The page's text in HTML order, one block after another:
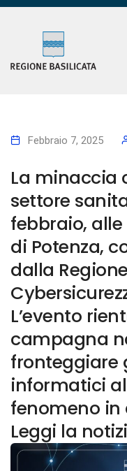
Febbraio 7, 2025
La minaccia
settore
febbraio, alle
di Potenza,
dalla
L’evento
campagna
fronteggiare
informatici
fenomeno in
Leggi la